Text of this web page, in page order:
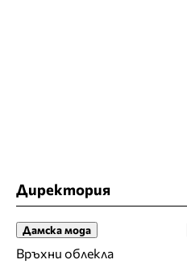
Директория
Дамска мода
Връхни облекла